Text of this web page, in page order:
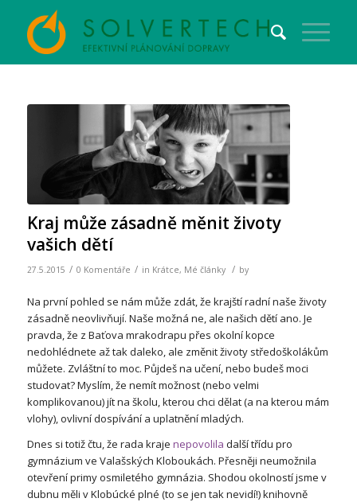
Kraj může zásadně měnit životy
vašich dětí
27.5.2015 / 0 Komentáře / in Krátce, Mé články / by
Na první pohled se nám může zdát, že krajští radní naše životy
zásadně neovlivňují. Naše možná ne, ale našich dětí ano. Je
pravda, že z Baťova mrakodrapu přes okolní kopce
nedohlédnete až tak daleko, ale změnit životy středoškolákům
můžete. Zvláštní to moc. Půjdeš na učení, nebo budeš moci
studovat? Myslím, že nemít možnost (nebo velmi
komplikovanou) jít na školu, kterou chci dělat (a na kterou mám
vlohy), ovlivní dospívání a uplatnění mladých.
Dnes si totiž čtu, že rada kraje nepovolila další třídu pro
gymnázium ve Valašských Kloboukách. Přesněji neumožnila
otevření primy osmiletého gymnázia. Shodou okolností jsme v
dubnu měli v Klobúcké plné (to se jen tak nevidí!) knihovně